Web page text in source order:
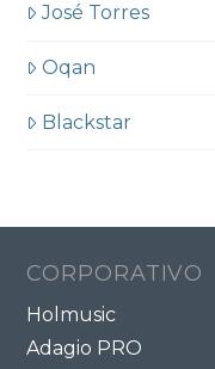
José Torres
Oqan
Blackstar
CORPORATIVO
Holmusic
Adagio PRO